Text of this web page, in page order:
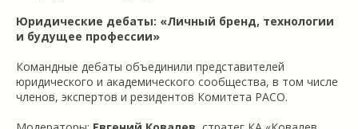
Юридические дебаты: «Личный бренд, технологии
и будущее профессии»
Командные дебаты объединили представителей
юридического и академического сообщества, в том числе
членов, экспертов и резидентов Комитета РАСО.